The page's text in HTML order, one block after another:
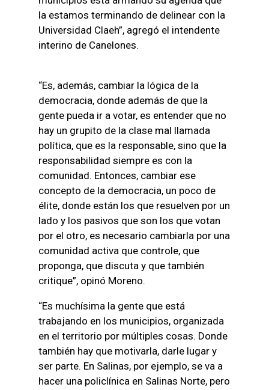
la estamos terminando de delinear con la
Universidad Claeh”, agregó el intendente
interino de Canelones.
“Es, además, cambiar la lógica de la
democracia, donde además de que la
gente pueda ir a votar, es entender que no
hay un grupito de la clase mal llamada
política, que es la responsable, sino que la
responsabilidad siempre es con la
comunidad. Entonces, cambiar ese
concepto de la democracia, un poco de
élite, donde están los que resuelven por un
lado y los pasivos que son los que votan
por el otro, es necesario cambiarla por una
comunidad activa que controle, que
proponga, que discuta y que también
critique”, opinó Moreno.
“Es muchísima la gente que está
trabajando en los municipios, organizada
en el territorio por múltiples cosas. Donde
también hay que motivarla, darle lugar y
ser parte. En Salinas, por ejemplo, se va a
hacer una policlínica en Salinas Norte, pero